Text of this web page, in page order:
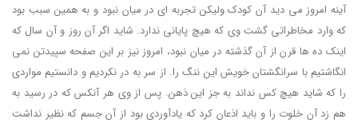
آینه امروز می دید آن کودک ولیکن تجربه ای در میان نبود و به همین سبب بود
که وارد مخاطراتی گشت وی که هیچ پایانی ندارد. شاید اگر آن روز و آن سال که
اینک ده ها قرن از آن گذشته در میان نبود، امروز نیز بر این صفحه سپیدتن نمی
انگاشتیم با سرانگشتان خویش این ننگ را. از سر به در نکردیم و دانستیم مواردی
را که شاید هیچ کس نداند به جز این ذهن. پس از وی هر آنکس که در رسید به
هم زد آن خلوت را و باید اذعان کرد که یادآوردی بود از آن جسم که نظیر نداشت